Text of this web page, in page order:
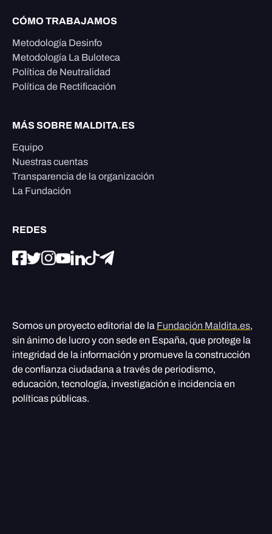
CÓMO TRABAJAMOS
Metodología Desinfo
Metodología La Buloteca
Política de Neutralidad
Política de Rectificación
MÁS SOBRE MALDITA.ES
Equipo
Nuestras cuentas
Transparencia de la organización
La Fundación
REDES
Somos un proyecto editorial de la Fundación Maldita.es,
sin ánimo de lucro y con sede en España, que protege la
integridad de la información y promueve la construcción
de confianza ciudadana a través de periodismo,
educación, tecnología, investigación e incidencia en
políticas públicas.